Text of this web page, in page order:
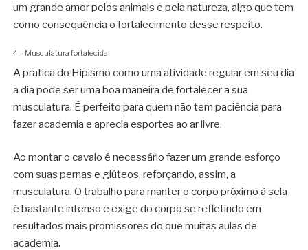
um grande amor pelos animais e pela natureza, algo que tem
como consequência o fortalecimento desse respeito.
4 – Musculatura fortalecida
A pratica do Hipismo como uma atividade regular em seu dia
a dia pode ser uma boa maneira de fortalecer a sua
musculatura. É perfeito para quem não tem paciência para
fazer academia e aprecia esportes ao ar livre.
Ao montar o cavalo é necessário fazer um grande esforço
com suas pernas e glúteos, reforçando, assim, a
musculatura. O trabalho para manter o corpo próximo à sela
é bastante intenso e exige do corpo se refletindo em
resultados mais promissores do que muitas aulas de
academia.